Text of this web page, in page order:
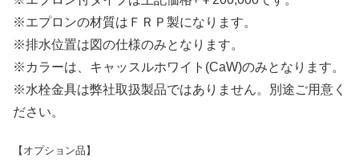
※エプロンの材質はＦＲＰ製になります。
※排水位置は図の仕様のみとなります。
※カラーは、キャッスルホワイト(CaW)のみとなります。
※水栓金具は弊社取扱製品ではありません。別途ご用意く
ださい。
【オプション品】